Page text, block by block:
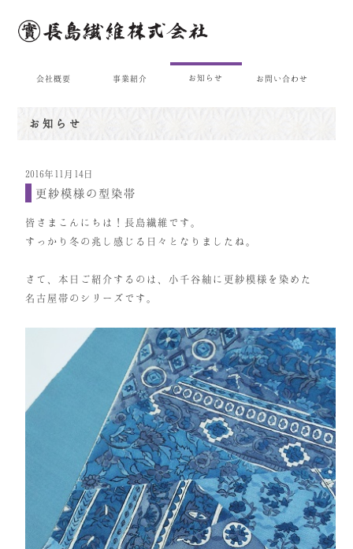
会社概要 事業紹介 お知らせ お問い合わせ
お知らせ
2016年11月14日
更紗模様の型染帯
皆さまこんにちは！長島繊維です。
すっかり冬の兆し感じる日々となりましたね。
さて、本日ご紹介するのは、小千谷紬に更紗模様を染めた
名古屋帯のシリーズです。